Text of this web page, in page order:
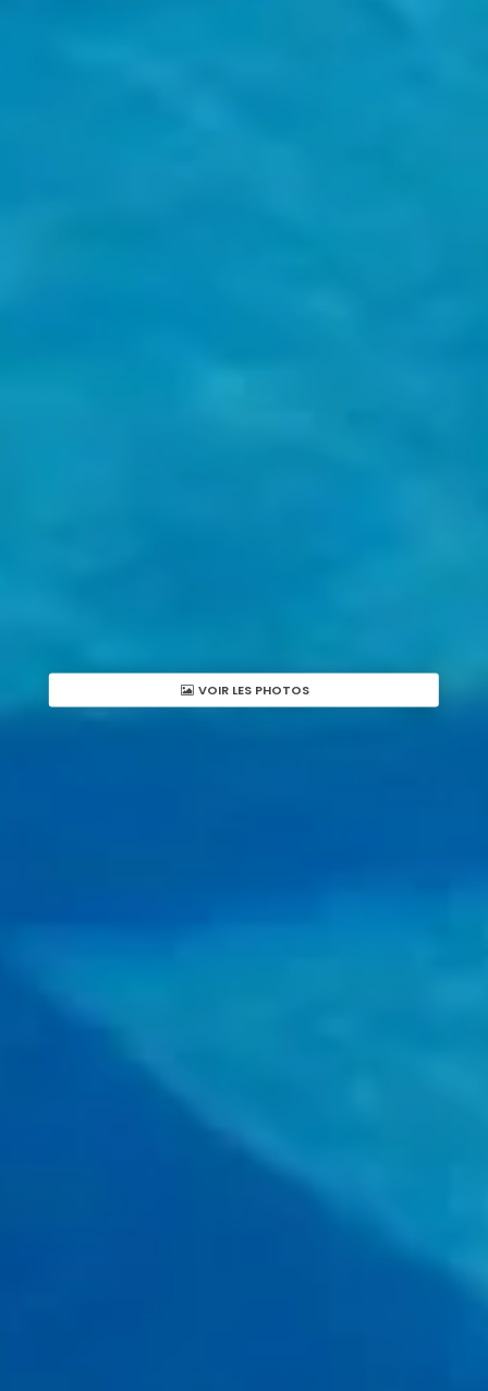
VOIR LES PHOTOS